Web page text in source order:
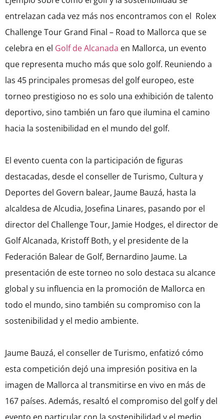
entrelazan cada vez más nos encontramos con el Rolex
Challenge Tour Grand Final – Road to Mallorca que se
celebra en el Golf de Alcanada en Mallorca, un evento
que representa mucho más que solo golf. Reuniendo a
las 45 principales promesas del golf europeo, este
torneo prestigioso no es solo una exhibición de talento
deportivo, sino también un faro que ilumina el camino
hacia la sostenibilidad en el mundo del golf.
El evento cuenta con la participación de figuras
destacadas, desde el conseller de Turismo, Cultura y
Deportes del Govern balear, Jaume Bauzá, hasta la
alcaldesa de Alcudia, Josefina Linares, pasando por el
director del Challenge Tour, Jamie Hodges, el director de
Golf Alcanada, Kristoff Both, y el presidente de la
Federación Balear de Golf, Bernardino Jaume. La
presentación de este torneo no solo destaca su alcance
global y su influencia en la promoción de Mallorca en
todo el mundo, sino también su compromiso con la
sostenibilidad y el medio ambiente.
Jaume Bauzá, el conseller de Turismo, enfatizó cómo
esta competición dejó una impresión positiva en la
imagen de Mallorca al transmitirse en vivo en más de
167 países. Además, resaltó el compromiso del golf y del